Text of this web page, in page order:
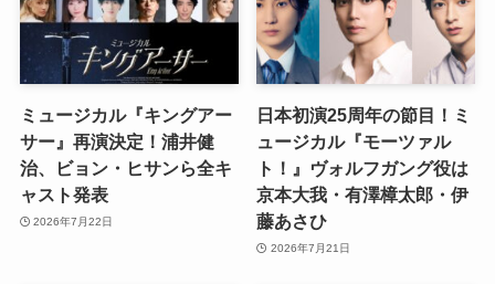
ミュージカル『キングアー
サー』再演決定！浦井健
治、ビョン・ヒサンら全キ
ャスト発表
2026年7月22日
日本初演25周年の節目！ミ
ュージカル『モーツァル
ト！』ヴォルフガング役は
京本大我・有澤樟太郎・伊
藤あさひ
2026年7月21日